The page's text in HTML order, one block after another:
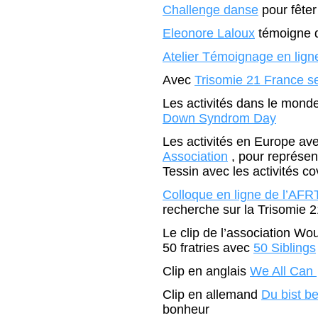
Challenge danse pour
Eleonore Laloux témoigne
Atelier Témoignage en
Avec Trisomie 21 France
Les activités dans le
Down Syndrom Day
Les activités en Europe
Association , pour
Tessin avec les activités
Colloque en ligne de
recherche sur la Trisomie
Le clip de l’association
50 fratries avec 50 Siblings
Clip en anglais We All Can
Clip en allemand Du bist
bonheur